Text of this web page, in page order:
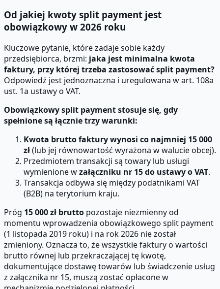
Od jakiej kwoty split payment jest
obowiązkowy w 2026 roku
Kluczowe pytanie, które zadaje sobie każdy
przedsiębiorca, brzmi: jaka jest minimalna kwota
faktury, przy której trzeba zastosować split payment?
Odpowiedź jest jednoznaczna i uregulowana w art. 108a
ust. 1a ustawy o VAT.
Obowiązkowy split payment stosuje się, gdy
spełnione są łącznie trzy warunki:
Kwota brutto faktury wynosi co najmniej 15 000
zł(lub jej równowartość wyrażona w walucie obcej).
Przedmiotem transakcji są towary lub usługi
wymienione wzałączniku nr 15 do ustawy o VAT.
Transakcja odbywa się między podatnikami VAT
(B2B) na terytorium kraju.
Próg 15 000 zł brutto pozostaje niezmienny od
momentu wprowadzenia obowiązkowego split payment
(1 listopada 2019 roku) i na rok 2026 nie został
zmieniony. Oznacza to, że wszystkie faktury o wartości
brutto równej lub przekraczającej tę kwotę,
dokumentujące dostawę towarów lub świadczenie usług
z załącznika nr 15, muszą zostać opłacone w